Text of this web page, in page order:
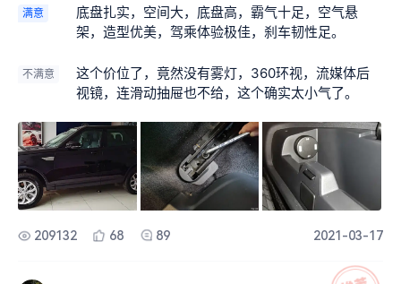
板那里空间也大。还有一个秘密藏私房钱的地方，
呵呵。 7.外观帅气 回头率高。 8.指挥官座椅 坐姿很
远把安全性放在第一位的。 9.车看起来大 但是驾驶
很舒适 360环影非常给力。会车走窄路 转弯调头 很
车。
是换机油，其他的空气格，空滤自己换就行了，挺
简单的 【有车生活】 【吐槽】 相当不错的底盘感
满意
底盘扎实，空间大，底盘高，霸气十足，空气悬
架，造型优美，驾乘体验极佳，刹车韧性足。
不满意
这个价位了，竟然没有雾灯，360环视，流媒体后
视镜，连滑动抽屉也不给，这个确实太小气了。
209132 68 89 2021-03-17